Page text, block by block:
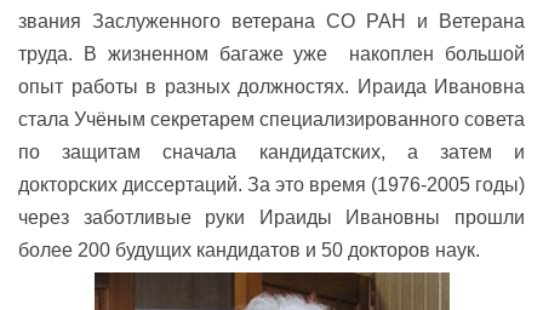
звания Заслуженного ветерана СО РАН и Ветерана
труда. В жизненном багаже уже накоплен большой
опыт работы в разных должностях. Ираида Ивановна
стала Учёным секретарем специализированного совета
по защитам сначала кандидатских, а затем и
докторских диссертаций. За это время (1976-2005 годы)
через заботливые руки Ираиды Ивановны прошли
более 200 будущих кандидатов и 50 докторов наук.